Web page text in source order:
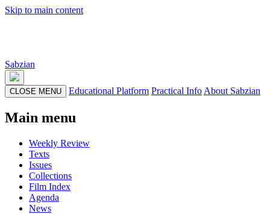
Skip to main content
Sabzian
CLOSE MENU Educational Platform Practical Info About Sabzian
Main menu
Weekly Review
Texts
Issues
Collections
Film Index
Agenda
News